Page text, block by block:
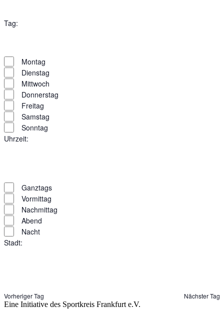
öffnen
Veranstalter
Tag:
öffnen
Filter
schließen
Tag
Montag
Dienstag
Mittwoch
Donnerstag
Freitag
Samstag
Sonntag
Uhrzeit:
öffnenFilter
schließen
UhrzeitGanztags
Vormittag
Nachmittag
Abend
Nacht
Stadt:
schließen
Vorheriger Tag
Nächster Tag
Eine Initiative des Sportkreis Frankfurt e.V.